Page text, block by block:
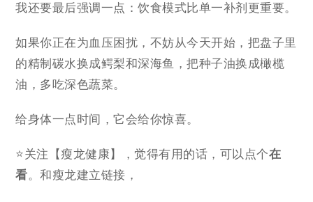
我还要最后强调一点：饮食模式比单一补剂更重要。
如果你正在为血压困扰，不妨从今天开始，把盘子里
的精制碳水换成鳄梨和深海鱼，把种子油换成橄榄
油，多吃深色蔬菜。
给身体一点时间，它会给你惊喜。
⭐关注【瘦龙健康】，觉得有用的话，可以点个在
看。和瘦龙建立链接，